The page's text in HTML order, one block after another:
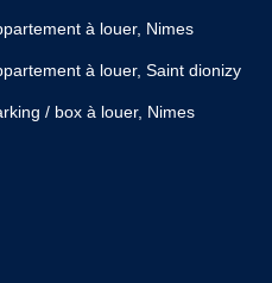
à louer, Nimes
à louer, Saint dionizy
/ box à louer, Nimes